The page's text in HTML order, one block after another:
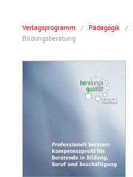
Verlagsprogramm / Pädagogik /
Bildungsberatung